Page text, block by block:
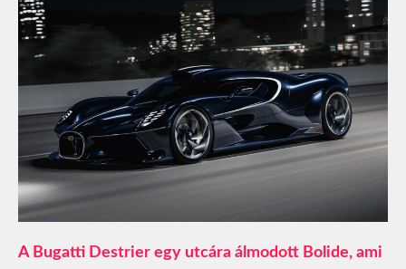
A Bugatti Destrier egy utcára álmodott Bolide, ami